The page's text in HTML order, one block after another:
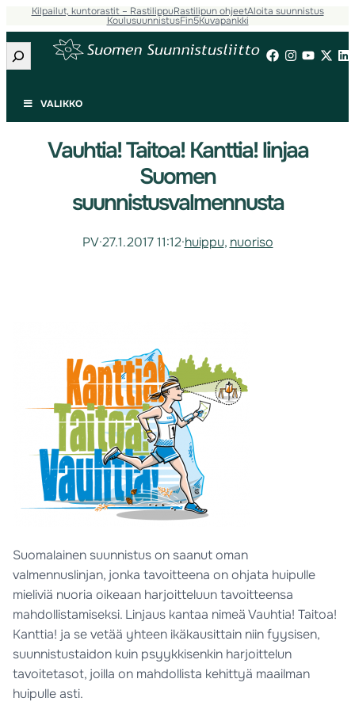
Kilpailut, kuntorastit – RastilippuRastilipun ohjeetAloita suunnistus
KoulusuunnistusFin5Kuvapankki
Etsi
VALIKKO
Vauhtia! Taitoa! Kanttia! linjaa
Suomen
suunnistusvalmennusta
PV·27.1.2017 11:12·huippu, nuoriso
Suomalainen suunnistus on saanut oman
valmennuslinjan, jonka tavoitteena on ohjata huipulle
mieliviä nuoria oikeaan harjoitteluun tavoitteensa
mahdollistamiseksi. Linjaus kantaa nimeä Vauhtia! Taitoa!
Kanttia! ja se vetää yhteen ikäkausittain niin fyysisen,
suunnistustaidon kuin psyykkisenkin harjoittelun
tavoitetasot, joilla on mahdollista kehittyä maailman
huipulle asti.